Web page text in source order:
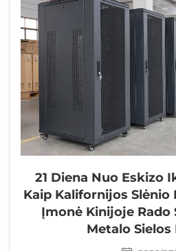
21 Diena Nuo Eskizo
Kaip Kalifornijos Slėnio
Įmonė Kinijoje Rado
Metalo Sielos